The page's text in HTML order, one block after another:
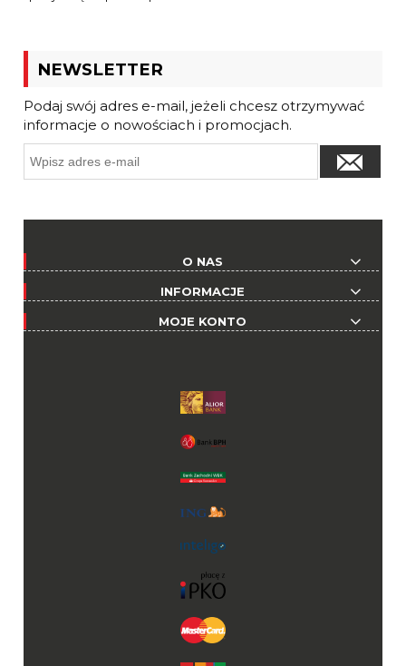
NEWSLETTER
Podaj swój adres e-mail, jeżeli chcesz otrzymywać
informacje o nowościach i promocjach.
O NAS
INFORMACJE
MOJE KONTO